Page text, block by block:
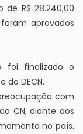
de R$ 28.240,00
aprovados
foi finalizado o
DECN.
com
CN, diante dos
no país.